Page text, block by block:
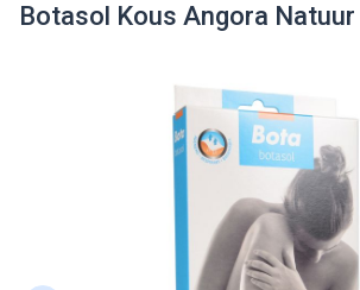
Botasol Kous Angora